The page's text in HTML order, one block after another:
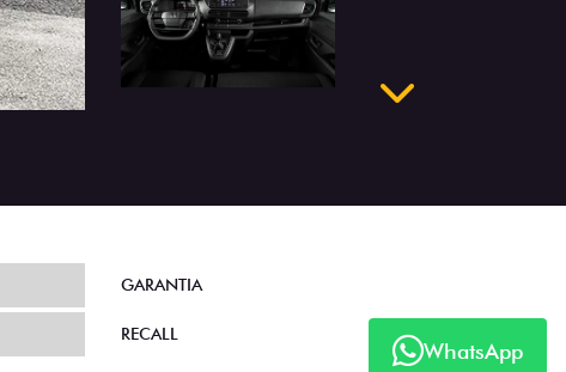
WhatsApp
GARANTIA
RECALL